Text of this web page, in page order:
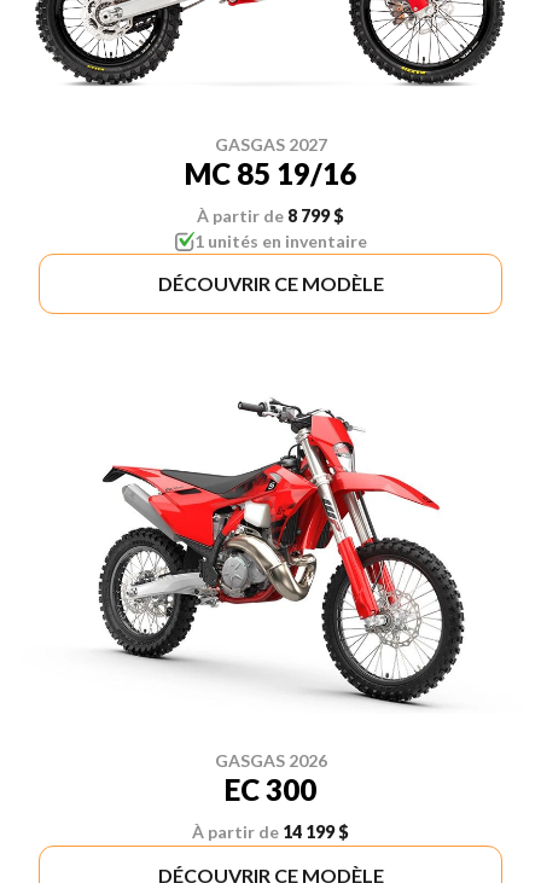
GASGAS 2027
MC 85 19/16
À partir de 8 799 $
1 unités en inventaire
DÉCOUVRIR CE MODÈLE
GASGAS 2026
EC 300
À partir de 14 199 $
DÉCOUVRIR CE MODÈLE